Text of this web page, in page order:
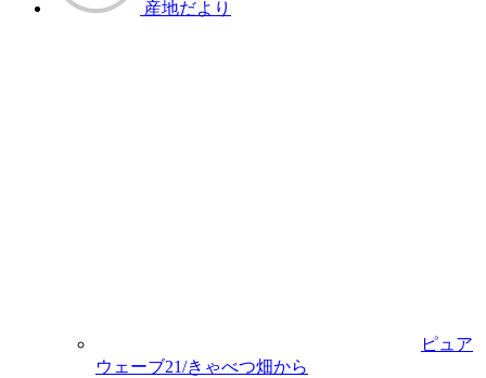
産地だより
ピュア
ウェーブ21/きゃべつ畑から